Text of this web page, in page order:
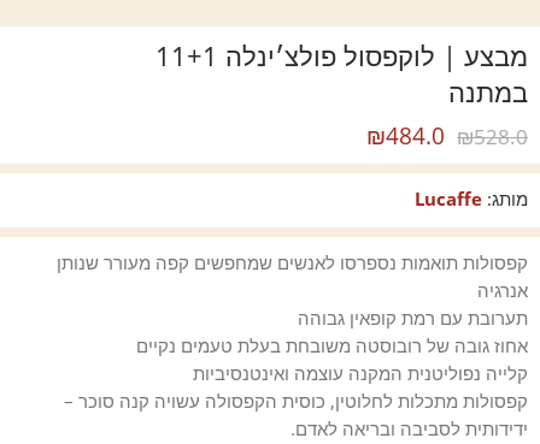
מבצע | לוקפסול פולצ׳ינלה 11+1
במתנה
₪528.0
₪484.0
מותג: Lucaffe
קפסולות תואמות נספרסו לאנשים שמחפשים קפה מעורר שנותן
אנרגיה
תערובת עם רמת קופאין גבוהה
אחוז גובה של רובוסטה משובחת בעלת טעמים נקיים
קלייה נפוליטנית המקנה עוצמה ואינטנסיביות
קפסולות מתכלות לחלוטין, כוסית הקפסולה עשויה קנה סוכר –
ידידותית לסביבה ובריאה לאדם.